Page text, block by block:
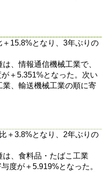
15.8%となり、3年ぶりの
、情報通信機械工業で、
＋5.351%となった。次い
、輸送機械工業の順に寄
＋3.8%となり、2年ぶりの
は、食料品・たばこ工業
度が＋5.919%となった。